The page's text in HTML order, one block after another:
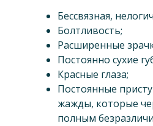
Бессвязная,
Болтливость;
Расширенные
Постоянно сухие
Красные глаза;
Постоянные
жажды, которые
полным